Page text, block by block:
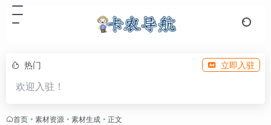
热门 立即入驻
欢迎入驻！
首页 • 素材资源 • 素材生成 • 正文